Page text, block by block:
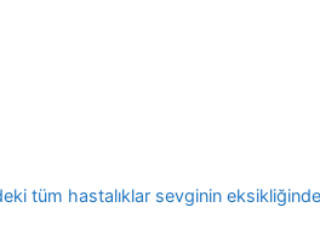
tüm hastalıklar sevginin